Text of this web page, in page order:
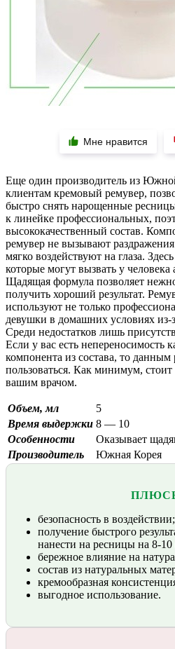
Мне нравится
Еще один производитель из
клиентам кремовый ремувер,
быстро снять нарощенные
к линейке профессиональных,
высококачественный состав.
ремувер не вызывают
мягко воздействуют на глаза.
которые могут вызвать у
Щадящая формула позволяет
получить хороший результат.
используют не только
девушки в домашних условиях из-
Среди недостатков лишь
Если у вас есть непереносимость
компонента из состава, то
пользоваться. Как минимум, стоит
вашим врачом.
Объем, мл
5
Время выдержки 8 — 10
Особенности
Оказывает
Производитель
Южная Корея
безопасность в воздействии;
получение быстрого
нанести на ресницы на 8-
бережное влияние на
состав из натуральных
кремообразная
выгодное использование.